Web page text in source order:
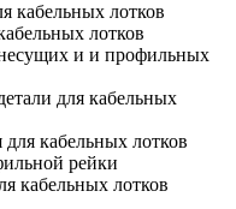
кабельных лотков
лотков
и и профильных
для кабельных
для кабельных лотков
рейки
кабельных лотков